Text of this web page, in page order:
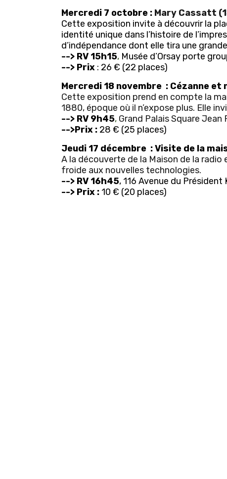
Mercredi 7 octobre : Mary Cassatt
Cette exposition invite à découvrir la
identité unique dans l’histoire de
d’indépendance dont elle tira une
--> RV 15h15, Musée d’Orsay porte
--> Prix : 26 € (22 places)
Mercredi 18 novembre : Cézanne et
Cette exposition prend en compte la
1880, époque où il n’expose plus. Elle
--> RV 9h45, Grand Palais Square Jean
-->Prix : 28 € (25 places)
Jeudi 17 décembre : Visite de la
A la découverte de la Maison de la
froide aux nouvelles technologies.
--> RV 16h45, 116 Avenue du Président
--> Prix : 10 € (20 places)